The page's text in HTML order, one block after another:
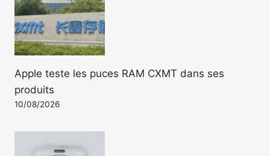
Apple teste les puces RAM CXMT dans ses
produits
10/08/2026